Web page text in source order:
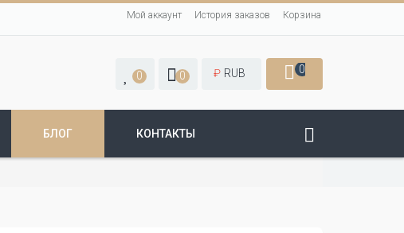
Мой аккаунт История заказов Корзина
0 0 ₽ RUB 0
БЛОГ КОНТАКТЫ